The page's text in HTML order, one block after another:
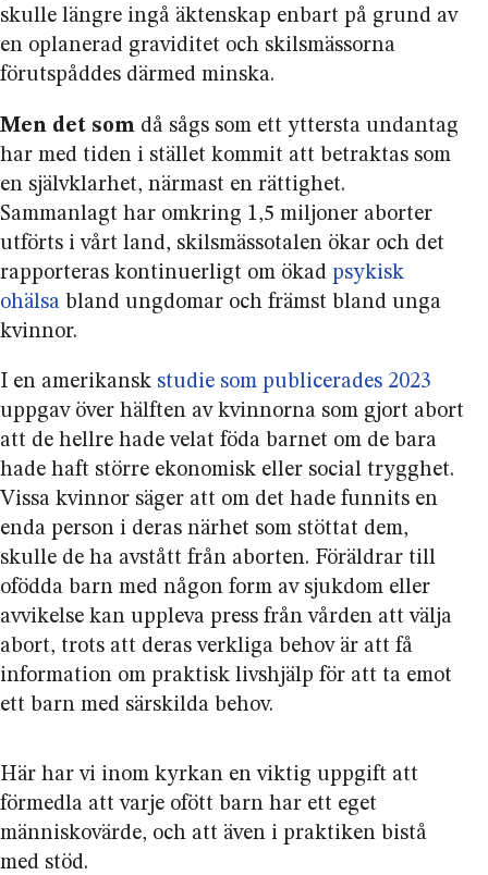
skulle längre ingå äktenskap enbart på grund av
en oplanerad graviditet och skilsmässorna
förutspåddes därmed minska.
Men det som då sågs som ett yttersta undantag
har med tiden i stället kommit att betraktas som
en självklarhet, närmast en rättighet.
Sammanlagt har omkring 1,5 miljoner aborter
utförts i vårt land, skilsmässo­talen ökar och det
rapporteras kontinuerligt om ökad psykisk
ohälsa bland ungdomar och främst bland unga
kvinnor.
I en amerikansk studie som publicerades 2023
uppgav över hälften av kvinnorna som gjort abort
att de hellre hade velat föda barnet om de bara
hade haft större ekonomisk eller social trygghet.
Vissa kvinnor säger att om det hade funnits en
enda person i deras närhet som stöttat dem,
skulle de ha avstått från aborten. Föräldrar till
ofödda barn med någon form av sjukdom eller
avvikelse kan uppleva press från vården att välja
abort, trots att deras verkliga behov är att få
information om praktisk livshjälp för att ta emot
ett barn med särskilda behov.
Här har vi inom kyrkan en viktig uppgift att
förmedla att varje ofött barn har ett eget
människovärde, och att även i praktiken bistå
med stöd.